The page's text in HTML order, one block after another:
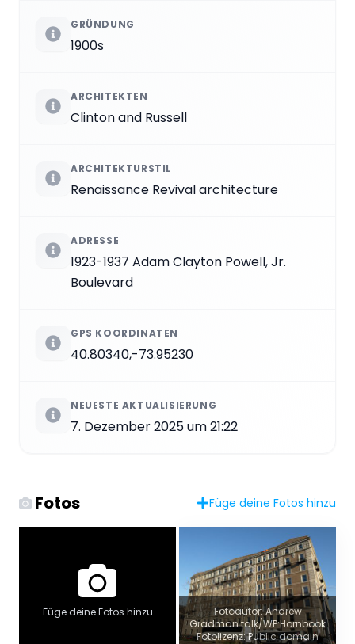
GRÜNDUNG
1900s
ARCHITEKTEN
Clinton and Russell
ARCHITEKTURSTIL
Renaissance Revival architecture
ADRESSE
1923-1937 Adam Clayton Powell, Jr.
Boulevard
GPS KOORDINATEN
40.80340,-73.95230
NEUESTE AKTUALISIERUNG
7. Dezember 2025 um 21:22
Fotos Füge deine Fotos hinzu
Füge deine Fotos hinzu
Fotoautor: Andrew
Gradman talk/WP:Hornbook
Fotolizenz: Public domain